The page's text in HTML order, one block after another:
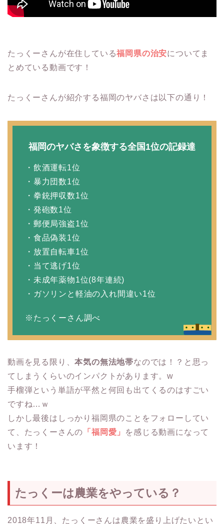
たっくーさんが在住している福岡県の治安についてま
とめている動画です！
たっくーさんが紹介する福岡のヤバさは以下の通り！
福岡のヤバさを象徴する全国1位の記録達
・飲酒運転1位
・暴力団数1位
・拳銃押収数1位
・発砲数1位
・郵便局強盗1位
・食品偽装1位
・放置自転車1位
・当て逃げ1位
・未成年薬物1位(8年連続)
・ガソリンと軽油の入れ間違い1位
※たっくーさん調べ
動画を見る限り、本気の無法地帯なのでは！？と思っ
てしまうくらいのインパクトがあります。w
手榴弾という単語が平然と何回も出てくるのはすごい
ですね…ｗ
しかし最後はしっかり福岡県のことをフォローしてい
て、たっくーさんの 「福岡愛」
を感じる動画になって
います！
たっくーは農業をやっている？
2018年11月、たっくーさんは農業を盛り上げたいとい